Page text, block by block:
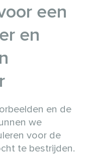
een
en
en de
we
voor de
te bestrijden.